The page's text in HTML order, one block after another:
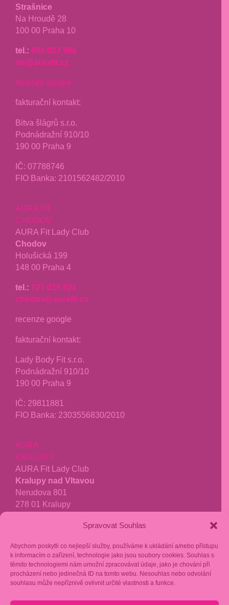
Spravovat Souhlas
Abychom poskytli co nejlepší služby, používáme k ukládání a/nebo přístupu
k informacím o zařízení, technologie jako jsou soubory cookies. Souhlas s
těmito technologiemi nám umožní zpracovávat údaje, jako je chování při
procházení nebo jedinečná ID na tomto webu. Nesouhlas nebo odvolání
souhlasu může nepříznivě ovlivnit určité vlastnosti a funkce.
Strašnice
Na Hroudě 28
100 00 Praha 10
tel.: 606 023 996
str@aurafit.cz
recenze google
fakturační kontakt:
Bitva šlágrů s.r.o.
Podnádražní 910/10
190 00 Praha 9
IČ: 07788746
FIO Banka: 2101562482/2010
AURA P4
CHODOV
AURA Fit Lady Club
Chodov
Holušická 199
148 00 Praha 4
tel.: 721 019 621
chodov@aurafit.cz
recenze google
fakturační kontakt:
Lady Body Fit s.r.o.
Podnádražní 910/10
190 00 Praha 9
IČ: 29811881
FIO Banka: 2303556830/2010
AURA
KRALUPY
AURA Fit Lady Club
Kralupy nad Vltavou
Nerudova 801
278 01 Kralupy
recenze google
fakturační kontakt: